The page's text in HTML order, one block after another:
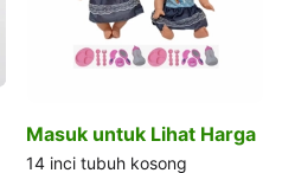
Masuk untuk Lihat Harga
14 inci tubuh kosong